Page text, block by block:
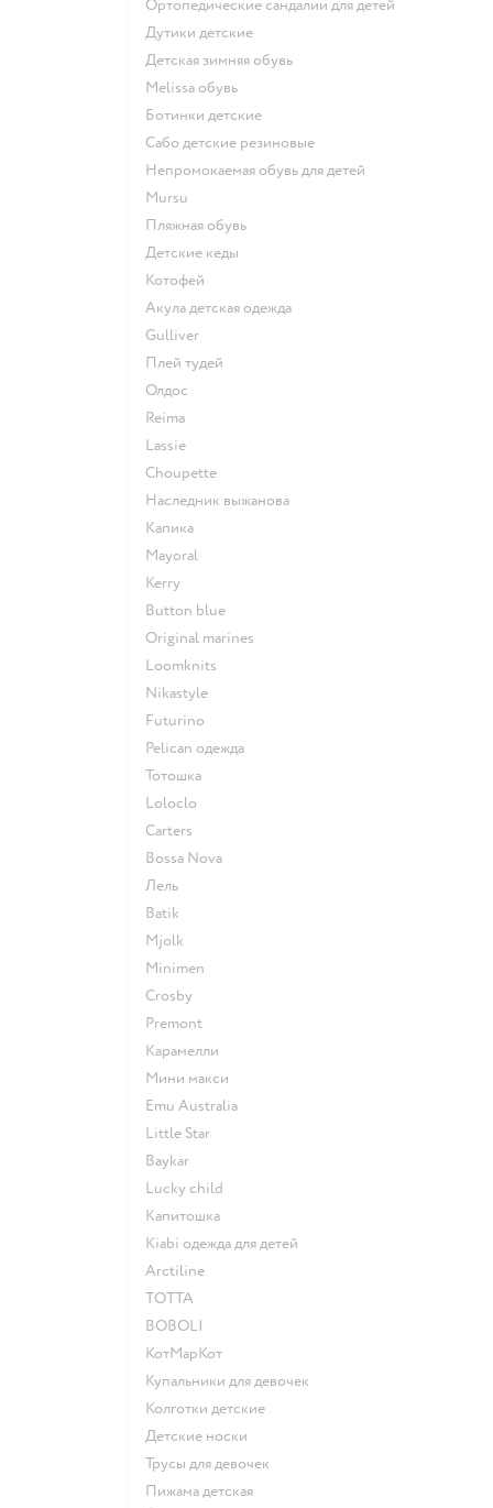
Ортопедические сандалии для детей
Дутики детские
Детская зимняя обувь
Melissa обувь
Ботинки детские
Сабо детские резиновые
Непромокаемая обувь для детей
Mursu
Пляжная обувь
Детские кеды
Котофей
Акула детская одежда
Gulliver
Плей тудей
Олдос
Reima
Lassie
Choupette
Наследник выжанова
Капика
Mayoral
Kerry
Button blue
Original marines
Loomknits
Nikastyle
Futurino
Pelican одежда
Тотошка
Loloclo
Сarters
Bossa Nova
Лель
Batik
Mjolk
Minimen
Crosby
Premont
Карамелли
Мини макси
Emu Australia
Little Star
Baykar
Lucky child
Капитошка
Kiabi одежда для детей
Arctiline
ТОТТА
BOBOLI
КотМарКот
Купальники для девочек
Колготки детские
Детские носки
Трусы для девочек
Пижама детская